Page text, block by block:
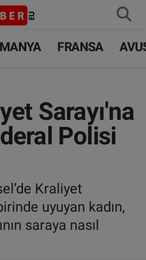
FRANSA
Sarayı'na
Polisi
Kraliyet
uyuyan kadın,
saraya nasıl
Fikstür